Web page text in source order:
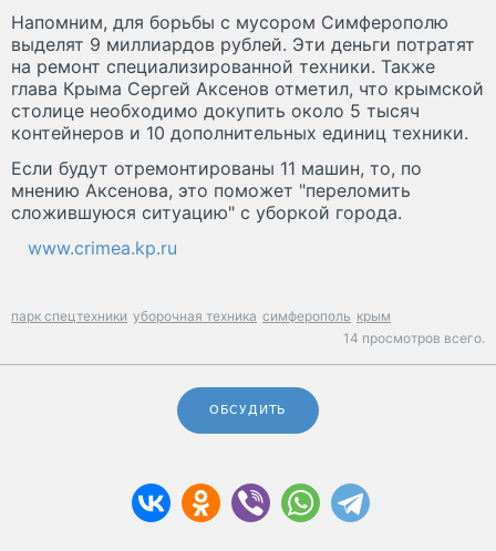
Напомним, для борьбы с мусором Симферополю
выделят 9 миллиардов рублей. Эти деньги потратят
на ремонт специализированной техники. Также
глава Крыма Сергей Аксенов отметил, что крымской
столице необходимо докупить около 5 тысяч
контейнеров и 10 дополнительных единиц техники.
Если будут отремонтированы 11 машин, то, по
мнению Аксенова, это поможет "переломить
сложившуюся ситуацию" с уборкой города.
www.crimea.kp.ru
парк спецтехники уборочная техника симферополь крым
14 просмотров всего.
ОБСУДИТЬ